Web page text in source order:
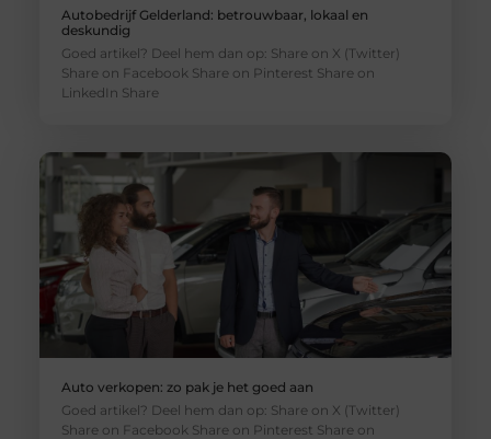
Autobedrijf Gelderland: betrouwbaar, lokaal en
deskundig
Goed artikel? Deel hem dan op: Share on X (Twitter)
Share on Facebook Share on Pinterest Share on
LinkedIn Share
Auto verkopen: zo pak je het goed aan
Goed artikel? Deel hem dan op: Share on X (Twitter)
Share on Facebook Share on Pinterest Share on